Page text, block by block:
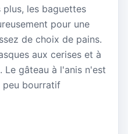
les baguettes
pour une
de choix de pains.
aux cerises et à
Le gâteau à l'anis n'est
peu bourratif